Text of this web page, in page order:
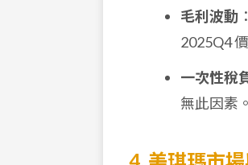
毛利波動
2025Q4
一次性稅
無此因素。